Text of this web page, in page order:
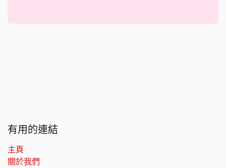
有用的連結
主頁
關於我們